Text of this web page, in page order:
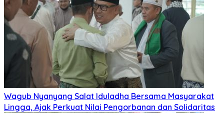
Wagub Nyanyang Salat Iduladha Bersama Masyarakat
Lingga, Ajak Perkuat Nilai Pengorbanan dan Solidaritas